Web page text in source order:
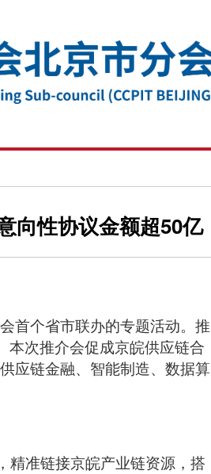
向性协议金额超50亿
首个省市联办的专题活动。推
本次推介会促成京皖供应链合
应链金融、智能制造、数据算
精准链接京皖产业链资源，搭